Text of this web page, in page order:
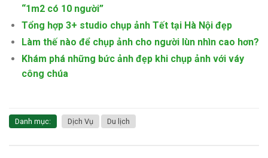
“1m2 có 10 người”
Tổng hợp 3+ studio chụp ảnh Tết tại Hà Nội đẹp
Làm thế nào để chụp ảnh cho người lùn nhìn cao hơn?
Khám phá những bức ảnh đẹp khi chụp ảnh với váy
công chúa
Danh mục: Dịch Vụ Du lịch